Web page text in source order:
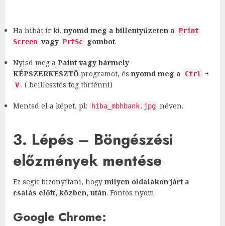
Ha hibát ír ki, nyomd meg a billentyűzeten a
Print
Screen vagy PrtSc gombot.
Nyisd meg a Paint vagy bármely
KÉPSZERKESZTŐ programot, és nyomd meg a Ctrl +
V . ( beillesztés fog történni)
Mentsd el a képet, pl: hiba_mbhbank.jpg néven.
3. Lépés – Böngészési
előzmények mentése
Ez segít bizonyítani, hogy milyen oldalakon járt a
csalás előtt, közben, után. Fontos nyom.
Google Chrome: